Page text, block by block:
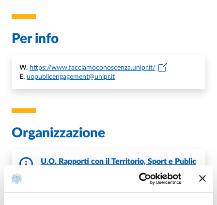
Per info
W. https://www.facciamoconoscenza.unipr.it/
E. uopublicengagement@unipr.it
Organizzazione
U.O. Rapporti con il Territorio, Sport e Public